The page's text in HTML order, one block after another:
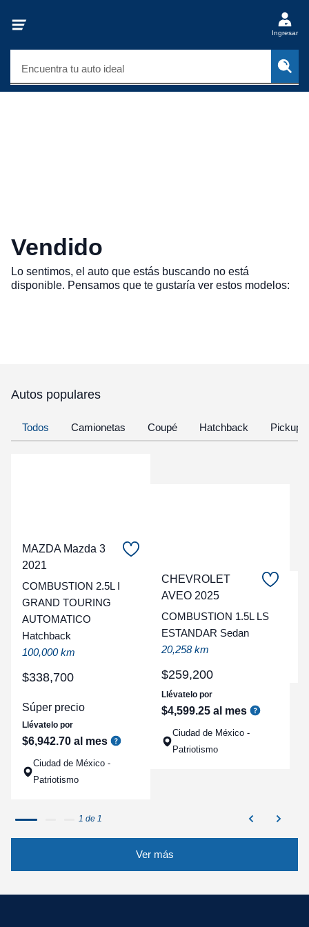
Ingresar
Encuentra tu auto ideal
Vendido
Lo sentimos, el auto que estás buscando no está
disponible. Pensamos que te gustaría ver estos modelos:
Autos populares
Todos Camionetas Coupé Hatchback Pickup
MAZDA Mazda 3
2021
COMBUSTION 2.5L I
GRAND TOURING
AUTOMATICO
Hatchback
100,000 km
$338,700
Súper precio
Llévatelo por
$6,942.70 al mes
Ciudad de México -
Patriotismo
CHEVROLET
AVEO 2025
COMBUSTION 1.5L LS
ESTANDAR Sedan
20,258 km
$259,200
Llévatelo por
$4,599.25 al mes
Ciudad de México -
Patriotismo
1 de 1
Ver más